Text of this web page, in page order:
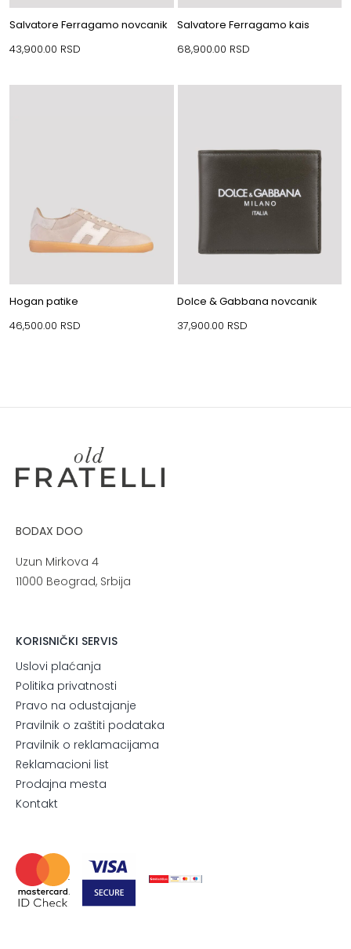
Salvatore Ferragamo novcanik
43,900.00 RSD
Salvatore Ferragamo kais
68,900.00 RSD
Hogan patike
46,500.00 RSD
Dolce & Gabbana novcanik
37,900.00 RSD
BODAX DOO
Uzun Mirkova 4
11000 Beograd, Srbija
KORISNIČKI SERVIS
Uslovi plaćanja
Politika privatnosti
Pravo na odustajanje
Pravilnik o zaštiti podataka
Pravilnik o reklamacijama
Reklamacioni list
Prodajna mesta
Kontakt